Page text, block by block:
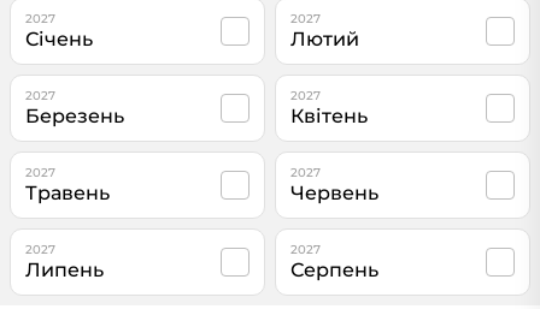
2027
Січень
2027
Лютий
2027
Березень
2027
Квітень
2027
Травень
2027
Червень
2027
Липень
2027
Серпень